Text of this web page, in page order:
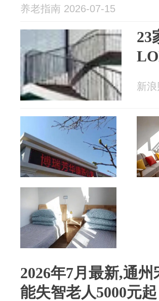
养老指南 2026-07-15
23
新
2026年7月最新,通
能失智老人5000元起